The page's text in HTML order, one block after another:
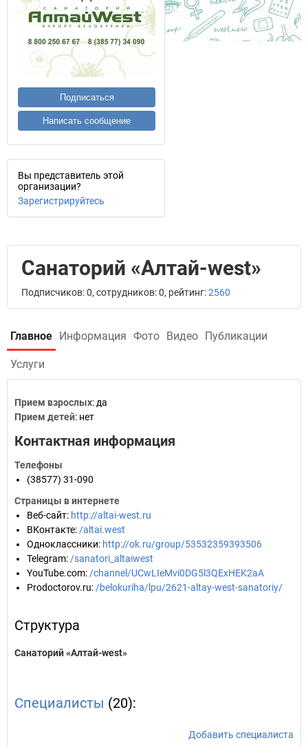
Подписаться
Написать сообщение
Вы представитель этой
организации?
Зарегистрируйтесь
Санаторий «Алтай-west»
Подписчиков: 0, сотрудников: 0, рейтинг:2560
Главное Информация Фото Видео Публикации
Услуги
Прием взрослых: да
Прием детей: нет
Контактная информация
Телефоны
(38577) 31-090
Страницы в интернете
Веб-сайт: http://altai-west.ru
ВКонтакте: /altai.west
Одноклассники: http://ok.ru/group/53532359393506
Telegram: /sanatori_altaiwest
YouTube.com: /channel/UCwLIeMvi0DG5l3QExHEK2aA
Prodoctorov.ru: /belokuriha/lpu/2621-altay-west-sanatoriy/
Структура
Санаторий «Алтай-west»
Специалисты (20):
Добавить специалиста